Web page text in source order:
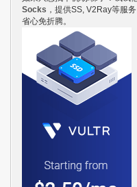
Socks ，提供SS, V2Ray等服
省心免折腾。